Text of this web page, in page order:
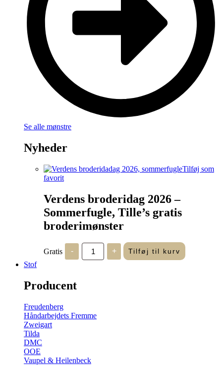
Se alle mønstre
Nyheder
Tilføj som
favorit
Verdens broderidag 2026 –
Sommerfugle, Tille’s gratis
broderimønster
Gratis -
Verdens
broderidag
2026
+ Tilføj til kurv
Stof
Producent
Freudenberg
Håndarbejdets Fremme
Zweigart
Tilda
DMC
OOE
Vaupel & Heilenbeck